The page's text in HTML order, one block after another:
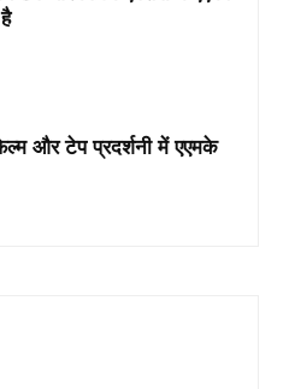
और टेप प्रदर्शनी में एएमके